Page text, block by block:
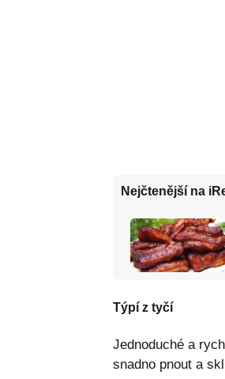
Nejčtenější na
Týpí z tyčí
Jednoduché a
snadno pnout a